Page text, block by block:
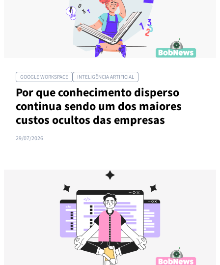
GOOGLE WORKSPACE INTELIGÊNCIA ARTIFICIAL
Por que conhecimento disperso
continua sendo um dos maiores
custos ocultos das empresas
29/07/2026